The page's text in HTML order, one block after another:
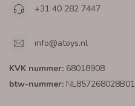
+31 40 282 7447
info@atoys.nl
KVK nummer: 68018908
btw-nummer: NL857268028B01